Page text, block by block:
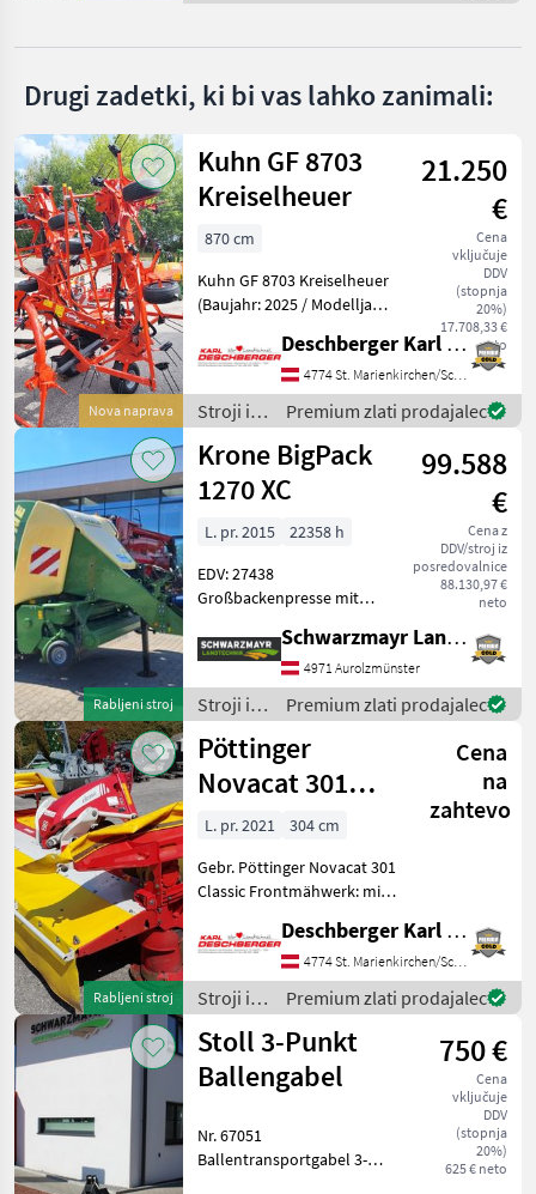
trgovcev
oglasi
Drugi zadetki, ki bi vas lahko zanimali:
Nova naprava
Kuhn GF 8703
Kreiselheuer
21.250
€
Cena
vključuje
DDV
(stopnja
20%)
17.708,33 €
neto
870 cm
Kuhn GF 8703 Kreiselheuer
(Baujahr: 2025 / Modelljahr:
Kreiseln mit je 6
Zinkenarmen (verstärkt
und mit
Zinkenverlustsicherung),
Hydraulische V
Deschberger Karl Landtechnik GesmbH & Co KG
4774 St. Marienkirchen/Schärding
Stroji in
oprema
za žetev
in
spravilo
/ Kuhn
Premium zlati prodajalec
Rabljeni stroj
Krone BigPack
1270 XC
99.588
€
Cena z
DDV/stroj iz
posredovalnice
88.130,97 €
neto
L. pr. 2015
22358 h
EDV: 27438
Großbackenpresse mit
mit 120x70cm Kanalmaß -
mit 26 Messer Rotor-
Schneidwerk - mit
Tandemachse gelenkt - mit
620/40 R 22
Schwarzmayr Landtechnik GmbH - Aurolzmünster
4971 Aurolzmünster
Stroji in
oprema
za žetev
in
spravilo
/ Krone
Premium zlati prodajalec
Rabljeni stroj
Pöttinger
Novacat 301
Classic
Frontmähwerk
Cena
na
zahtevo
L. pr. 2021
304 cm
Gebr. Pöttinger Novacat 301
Classic Frontmähwerk: mit
Zugfedern, 7 Mähscheiben
mit je 2 Klingen und
Gelenkwelle; Arbeitsbreite:
ca. 3, 04 m. Ihr Ansp
Deschberger Karl Landtechnik GesmbH & Co KG
4774 St. Marienkirchen/Schärding
Stroji in
oprema
za žetev
in
spravilo
Pöttinger
Premium zlati prodajalec
Stoll 3-Punkt
Ballengabel
750 €
Cena
vključuje
DDV
(stopnja
20%)
625 € neto
Nr. 67051
Ballentransportgabel 3-